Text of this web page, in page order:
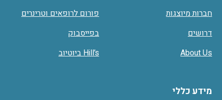
חברות מיוצגות
דרושים
About Us
מידע כללי
פורום לרופאים וטרינרים
בפייסבוק
Hill’s ביוטיוב